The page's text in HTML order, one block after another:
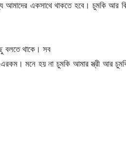
আমাদের একসাথে থাকতে হবে। চুমকি আর
বলতে থাকে। সব
মনে হয় না চুমকি আমার স্ত্রী আর